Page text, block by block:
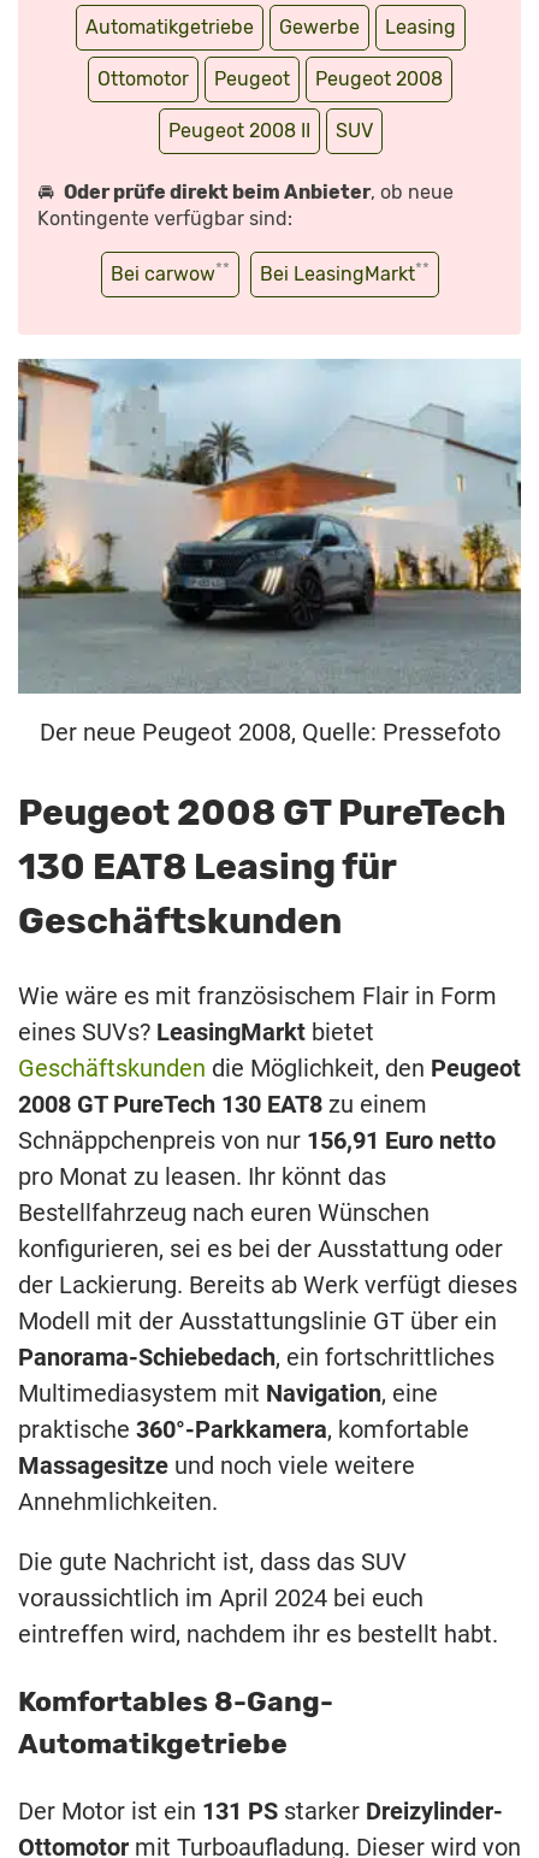
Automatikgetriebe Gewerbe Leasing
Ottomotor Peugeot Peugeot 2008
Peugeot 2008 II SUV
🚘 Oder prüfe direkt beim Anbieter, ob neue
Kontingente verfügbar sind:
Bei carwow** Bei LeasingMarkt**
Der neue Peugeot 2008, Quelle: Pressefoto
Peugeot 2008 GT PureTech
130 EAT8 Leasing für
Geschäftskunden
Wie wäre es mit französischem Flair in Form
eines SUVs? LeasingMarkt bietet
Geschäftskunden die Möglichkeit, den Peugeot
2008 GT PureTech 130 EAT8 zu einem
Schnäppchenpreis von nur 156,91 Euro netto
pro Monat zu leasen. Ihr könnt das
Bestellfahrzeug nach euren Wünschen
konfigurieren, sei es bei der Ausstattung oder
der Lackierung. Bereits ab Werk verfügt dieses
Modell mit der Ausstattungslinie GT über ein
Panorama-Schiebedach, ein fortschrittliches
Multimediasystem mit Navigation, eine
praktische 360°-Parkkamera, komfortable
Massagesitze und noch viele weitere
Annehmlichkeiten.
Die gute Nachricht ist, dass das SUV
voraussichtlich im April 2024 bei euch
eintreffen wird, nachdem ihr es bestellt habt.
Komfortables 8-Gang-
Automatikgetriebe
Der Motor ist ein 131 PS starker Dreizylinder-
Ottomotor mit Turboaufladung. Dieser wird von